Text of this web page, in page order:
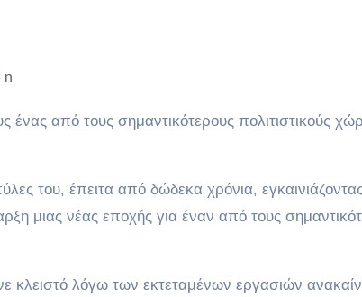
του, έπειτα από δώδεκα χρόνια,
μιας νέας εποχής για έναν από τους
κλειστό λόγω των εκτεταμένων εργασιών